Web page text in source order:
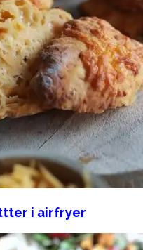
i airfryer